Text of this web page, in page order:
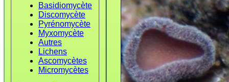
Basidiomycète
Discomycète
Pyrénomycète
Myxomycète
Autres
Lichens
Ascomycètes
Micromycètes